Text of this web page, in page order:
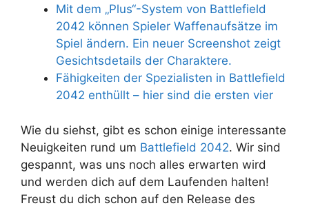
Mit dem „Plus“-System von Battlefield
2042 können Spieler Waffenaufsätze im
Spiel ändern. Ein neuer Screenshot zeigt
Gesichtsdetails der Charaktere.
Fähigkeiten der Spezialisten in Battlefield
2042 enthüllt – hier sind die ersten vier
Wie du siehst, gibt es schon einige interessante
Neuigkeiten rund um Battlefield 2042. Wir sind
gespannt, was uns noch alles erwarten wird
und werden dich auf dem Laufenden halten!
Freust du dich schon auf den Release des